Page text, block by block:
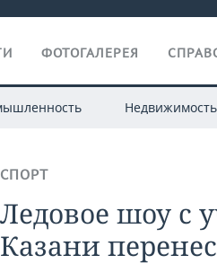
ФОТОГАЛЕРЕЯ
Недвижимость
СПОРТ
Ледовое шоу с
Казани